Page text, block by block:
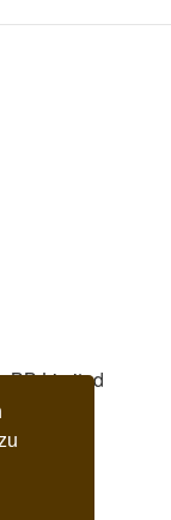
Limited